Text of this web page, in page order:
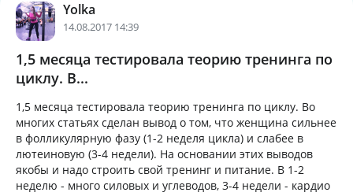
Yolka
14.08.2017 14:39
1,5 месяца тестировала теорию тренинга по
циклу. В...
1,5 месяца тестировала теорию тренинга по циклу. Во
многих статьях сделан вывод о том, что женщина сильнее
в фолликулярную фазу (1-2 неделя цикла) и слабее в
лютеиновую (3-4 недели). На основании этих выводов
якобы и надо строить свой тренинг и питание. В 1-2
неделю - много силовых и углеводов, 3-4 недели - кардио